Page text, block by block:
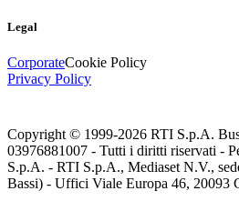
Legal
CorporateCookie Policy
Privacy Policy
Copyright © 1999-2026 RTI S.p.A.
03976881007 - Tutti i diritti riservati -
S.p.A. - RTI S.p.A., Mediaset N.V.,
Bassi) - Uffici Viale Europa 46, 20093